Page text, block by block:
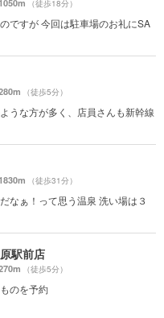
（徒歩18分）
ですが 今回は駐車場のお礼にSA
（徒歩5分）
うな方が多く、店員さんも新幹線
（徒歩31分）
なぁ！って思う温泉 洗い場は３
駅前店
（徒歩5分）
のを予約